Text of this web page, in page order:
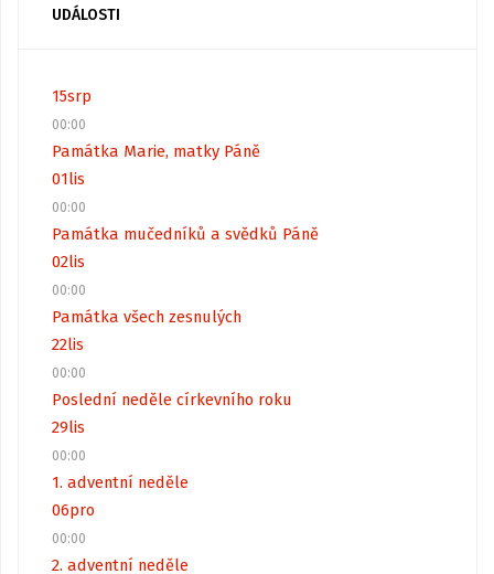
UDÁLOSTI
15srp
00:00
Památka Marie, matky Páně
01lis
00:00
Památka mučedníků a svědků Páně
02lis
00:00
Památka všech zesnulých
22lis
00:00
Poslední neděle církevního roku
29lis
00:00
1. adventní neděle
06pro
00:00
2. adventní neděle